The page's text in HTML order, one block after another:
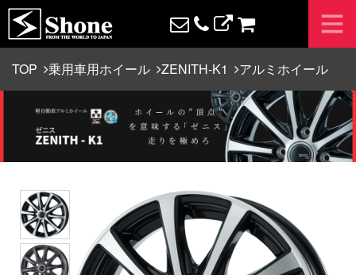
TOP 乗用車用ホイール ZENITH-K1 アルミホイール